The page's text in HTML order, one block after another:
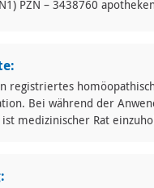
PZN – 3438760
registriertes
Bei während der
medizinischer Rat